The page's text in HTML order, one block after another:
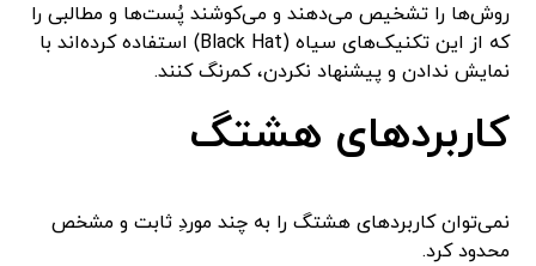
روش‌ها را تشخیص می‌دهند و می‌کوشند پُست‌ها و مطالبی را
که از این تکنیک‌های سیاه (Black Hat) استفاده کرده‌اند با
نمایش ندادن و پیشنهاد نکردن، کمرنگ کنند.
کاربردهای هشتگ
نمی‌توان کاربردهای هشتگ را به چند موردِ ثابت و مشخص
محدود کرد.